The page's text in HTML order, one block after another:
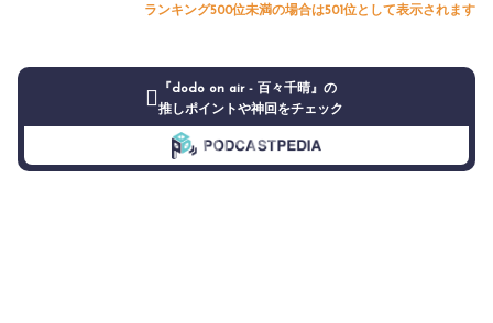
ランキング500位未満の場合は501位として表示されます
『dodo on air - 百々千晴』の
推しポイントや神回をチェック